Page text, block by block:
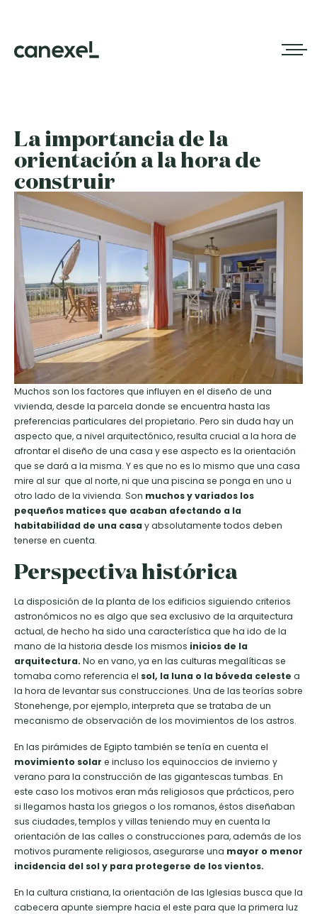
La importancia de la
orientación a la hora de
construir
Muchos son los factores que influyen en el diseño de una
vivienda, desde la parcela donde se encuentra hasta las
preferencias particulares del propietario. Pero sin duda hay un
aspecto que, a nivel arquitectónico, resulta crucial a la hora de
afrontar el diseño de una casa y ese aspecto es la orientación
que se dará a la misma. Y es que no es lo mismo que una casa
mire al sur que al norte, ni que una piscina se ponga en uno u
otro lado de la vivienda. Son muchos y variados los
pequeños matices que acaban afectando a la
habitabilidad de una casay absolutamente todos deben
tenerse en cuenta.
Perspectiva histórica
La disposición de la planta de los edificios siguiendo criterios
astronómicos no es algo que sea exclusivo de la arquitectura
actual, de hecho ha sido una característica que ha ido de la
mano de la historia desde los mismos inicios de la
arquitectura. No en vano, ya en las culturas megalíticas se
tomaba como referencia el sol, la luna o la bóveda celeste a
la hora de levantar sus construcciones. Una de las teorías sobre
Stonehenge, por ejemplo, interpreta que se trataba de un
mecanismo de observación de los movimientos de los astros.
En las pirámides de Egipto también se tenía en cuenta el
movimiento solar e incluso los equinoccios de invierno y
verano para la construcción de las gigantescas tumbas. En
este caso los motivos eran más religiosos que prácticos, pero
si llegamos hasta los griegos o los romanos, éstos diseñaban
sus ciudades, templos y villas teniendo muy en cuenta la
orientación de las calles o construcciones para, además de los
motivos puramente religiosos, asegurarse una mayor o menor
incidencia del sol y para protegerse de los vientos.
En la cultura cristiana, la orientación de las Iglesias busca que la
cabecera apunte siempre hacia el este para que la primera luz